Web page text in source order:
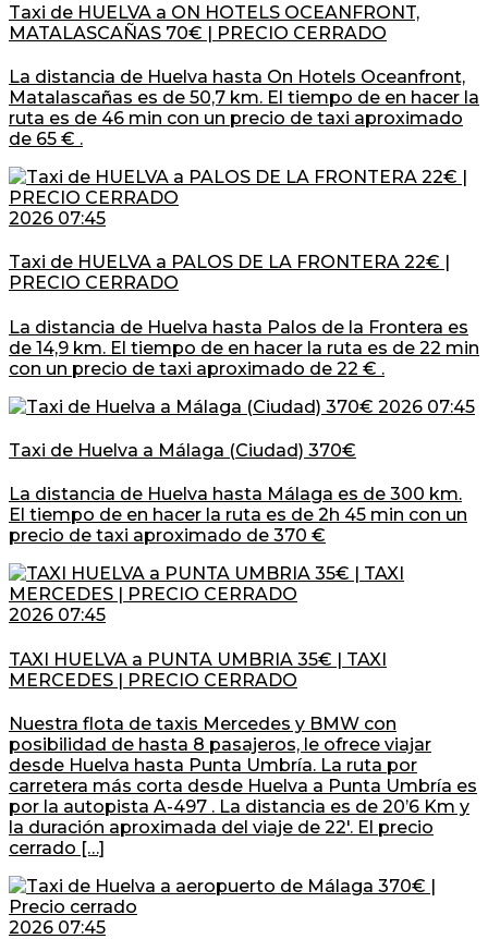
Taxi de HUELVA a ON HOTELS OCEANFRONT,
MATALASCAÑAS 70€ | PRECIO CERRADO
La distancia de Huelva hasta On Hotels Oceanfront,
Matalascañas es de 50,7 km. El tiempo de en hacer la
ruta es de 46 min con un precio de taxi aproximado
de 65 € .
2026 07:45
Taxi de HUELVA a PALOS DE LA FRONTERA 22€ |
PRECIO CERRADO
La distancia de Huelva hasta Palos de la Frontera es
de 14,9 km. El tiempo de en hacer la ruta es de 22 min
con un precio de taxi aproximado de 22 € .
2026 07:45
Taxi de Huelva a Málaga (Ciudad) 370€
La distancia de Huelva hasta Málaga es de 300 km.
El tiempo de en hacer la ruta es de 2h 45 min con un
precio de taxi aproximado de 370 €
2026 07:45
TAXI HUELVA a PUNTA UMBRIA 35€ | TAXI
MERCEDES | PRECIO CERRADO
Nuestra flota de taxis Mercedes y BMW con
posibilidad de hasta 8 pasajeros, le ofrece viajar
desde Huelva hasta Punta Umbría. La ruta por
carretera más corta desde Huelva a Punta Umbría es
por la autopista A-497 . La distancia es de 20’6 Km y
la duración aproximada del viaje de 22′. El precio
cerrado […]
2026 07:45